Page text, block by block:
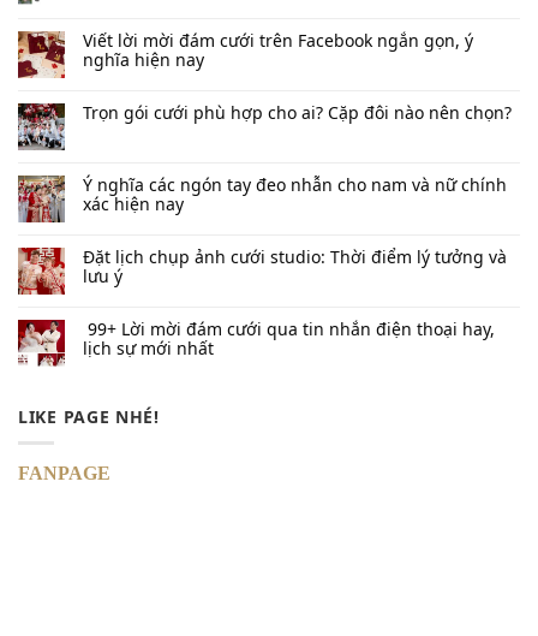
Viết lời mời đám cưới trên Facebook​ ngắn gọn, ý
nghĩa hiện nay
Trọn gói cưới phù hợp cho ai? Cặp đôi nào nên chọn?
Ý nghĩa các ngón tay đeo nhẫn cho nam và nữ chính
xác hiện nay
Đặt lịch chụp ảnh cưới studio: Thời điểm lý tưởng và
lưu ý
99+ Lời mời đám cưới qua tin nhắn​ điện thoại hay,
lịch sự mới nhất
LIKE PAGE NHÉ!
FANPAGE